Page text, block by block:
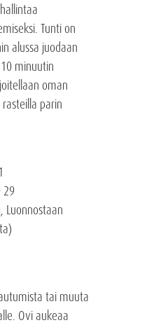
Tunti on
alussa juodaan
minuutin
oman
parin
29
Luonnostaan
tai muuta
Ovi aukeaa